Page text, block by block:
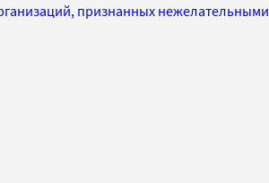
признанных нежелательными